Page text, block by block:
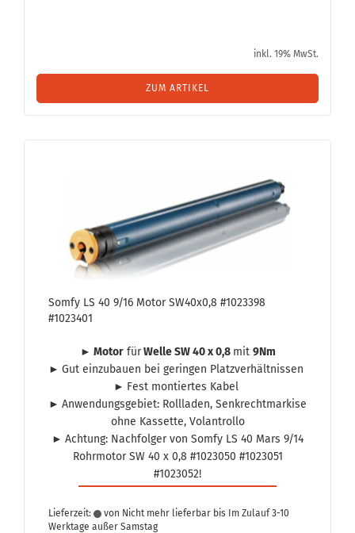
inkl. 19% MwSt.
ZUM ARTIKEL
Somfy LS 40 9/16 Motor SW40x0,8 #1023398
#1023401
► MotorfürWelle SW 40 x 0,8 mit 9Nm
► Gut ein­zu­bau­en bei ge­rin­gen Platz­ver­hält­nis­sen
► Fest mon­tier­tes Kabel
► An­wen­dungs­ge­biet: Roll­la­den, Senk­recht­mar­ki­se
ohne Kas­set­te, Vo­l­an­trol­lo
► Ach­tung: Nach­fol­ger von Somfy LS 40 Mars 9/14
Rohr­mo­tor SW 40 x 0,8 #1023050 #1023051
#1023052!
Lieferzeit:
von Nicht mehr lieferbar bis Im Zulauf 3-10
Werktage außer Samstag